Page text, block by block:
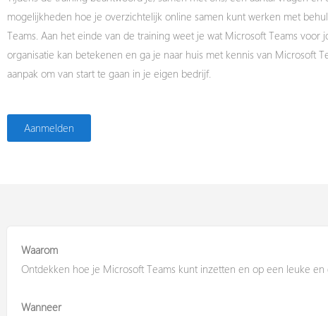
mogelijkheden hoe je overzichtelijk online samen kunt werken met
Teams. Aan het einde van de training weet je wat Microsoft Teams voor
organisatie kan betekenen en ga je naar huis met kennis van Microsoft
aanpak om van start te gaan in je eigen bedrijf.
Aanmelden
Waarom
Ontdekken hoe je Microsoft Teams kunt inzetten en op een leuke
Wanneer